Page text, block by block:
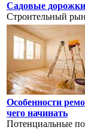
Садовые дорожки
Строительный
Особенности
чего начинать
Потенциальные